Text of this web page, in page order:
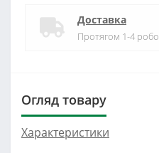
Доставка
Протягом 1-4
Огляд товару
Характеристики